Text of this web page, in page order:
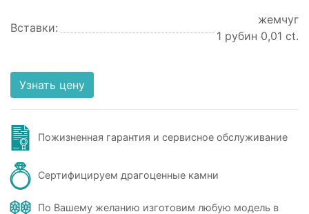
Вставки:
жемчуг
1 рубин 0,01 ct.
Узнать цену
Пожизненная гарантия и сервисное обслуживание
Сертифицируем драгоценные камни
По Вашему желанию изготовим любую модель в